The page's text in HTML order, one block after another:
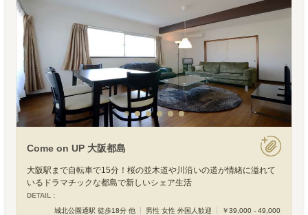
Come on UP 大阪都島
大阪駅まで自転車で15分！桜の並木道や川沿いの道が情緒に溢れて
いるドラマチックな都島で新しいシェア生活
DETAIL :
城北公園通駅 徒歩18分 他
男性 女性 外国人歓迎 ￥39,000 - 49,000